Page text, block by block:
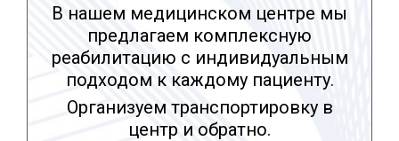
В нашем медицинском центре мы
предлагаем комплексную
реабилитацию с индивидуальным
подходом к каждому пациенту.
Организуем транспортировку в
центр и обратно.